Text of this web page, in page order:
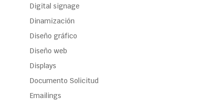
Digital signage
Dinamización
Diseño gráfico
Diseño web
Displays
Documento Solicitud
Emailings